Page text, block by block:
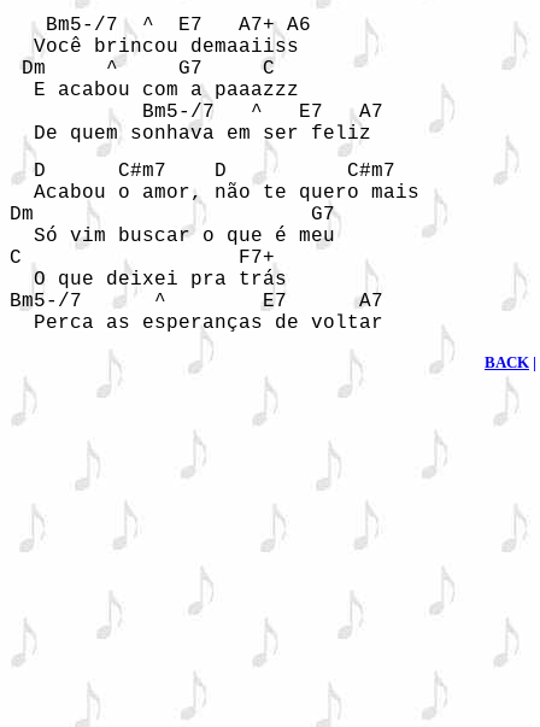
   Bm5-/7  ^  E7   A7+ A6
  Você brincou demaaiiss
Dm     ^     G7     C
  E acabou com a paaazzz
           Bm5-/7   ^   E7   A7
  De quem sonhava em ser feliz
  D      C#m7    D          C#m7
  Acabou o amor, não te quero mais
Dm                       G7
  Só vim buscar o que é meu
C                  F7+
  O que deixei pra trás
Bm5-/7      ^        E7
  Perca as esperanças de voltar
BACK |